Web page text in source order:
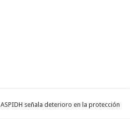
ASPIDH señala deterioro en la protección